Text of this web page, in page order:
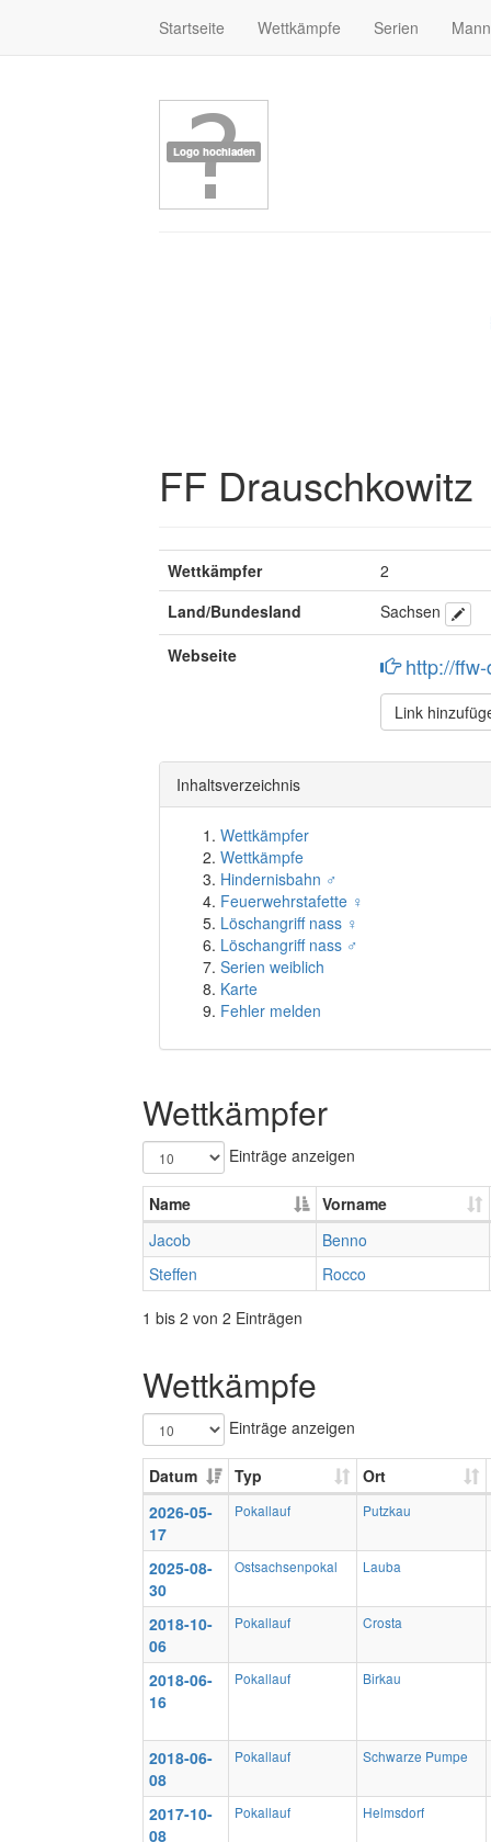
Startseite Wettkämpfe Serien
FF Drauschkowitz
Wettkämpfer
2
Land/Bundesland
Sachsen
Webseite
http://ffw-
Link
Inhaltsverzeichnis
Wettkämpfer
Wettkämpfe
Hindernisbahn ♂
Feuerwehrstafette ♀
Löschangriff nass ♀
Löschangriff nass ♂
Serien weiblich
Karte
Fehler melden
Wettkämpfer
Einträge anzeigen
Name
Vorname
Jacob
Benno
Steffen
Rocco
1 bis 2 von 2 Einträgen
Wettkämpfe
Einträge anzeigen
Datum Typ
Ort
2026-05-
17
Pokallauf Putzkau
2025-08-
30
Ostsachsenpokal Lauba
2018-10-
06
Pokallauf Crosta
2018-06-
16
Pokallauf Birkau
2018-06-
08
Pokallauf Schwarze Pumpe
2017-10-
08
Pokallauf Helmsdorf